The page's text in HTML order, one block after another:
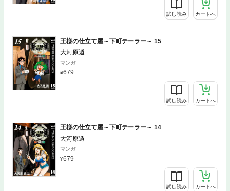
試し読み カートへ
王様の仕立て屋～下町テーラー～ 15
大河原遁
マンガ
679
試し読み カートへ
王様の仕立て屋～下町テーラー～ 14
大河原遁
マンガ
679
試し読み カートへ